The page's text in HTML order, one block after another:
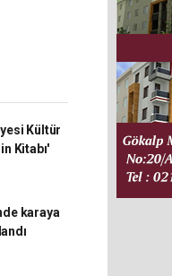
Kültür
Kitabı'
karaya